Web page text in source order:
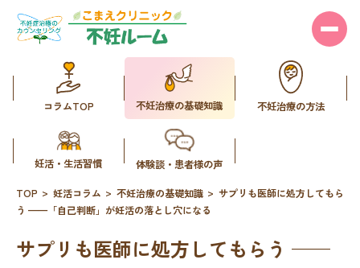
コラムTOP 不妊治療の基礎知識 不妊治療の方法
妊活・生活習慣 体験談・患者様の声
TOP 妊活コラム 不妊治療の基礎知識
サプリも医師に処方してもら
う ——「自己判断」が妊活の落とし穴になる
サプリも医師に処方してもらう ——